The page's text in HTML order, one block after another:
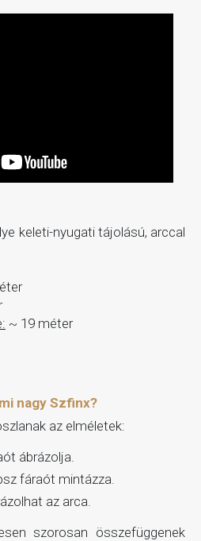
keleti-nyugati tájolású, arccal
~ 19 méter
nagy Szfinx?
az elméletek:
ábrázolja.
fáraót mintázza.
az arca.
szorosan összefüggenek